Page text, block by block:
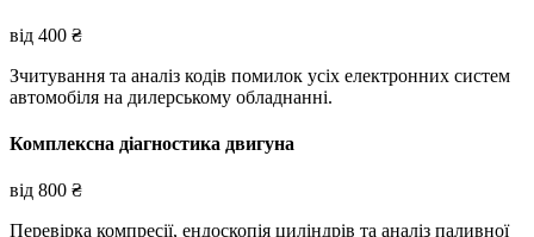
від 400 ₴
Зчитування та аналіз кодів помилок усіх електронних систем
автомобіля на дилерському обладнанні.
Комплексна діагностика двигуна
від 800 ₴
Перевірка компресії, ендоскопія циліндрів та аналіз паливної